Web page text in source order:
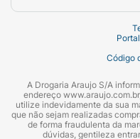
Código
A Drogaria Araujo S/A
endereço
utilize indevidamente da sua
que não sejam realizadas
de forma fraudulenta da
dúvidas, gentileza